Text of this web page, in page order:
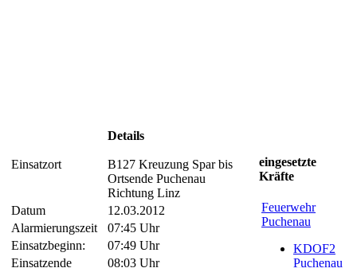
Einsatzort
Details
B127 Kreuzung Spar bis
Ortsende Puchenau
Richtung Linz
Datum
12.03.2012
Alarmierungszeit
07:45 Uhr
Einsatzbeginn:
07:49 Uhr
Einsatzende
08:03 Uhr
eingesetzte
Kräfte
Feuerwehr
Puchenau
KDOF2
Puchenau